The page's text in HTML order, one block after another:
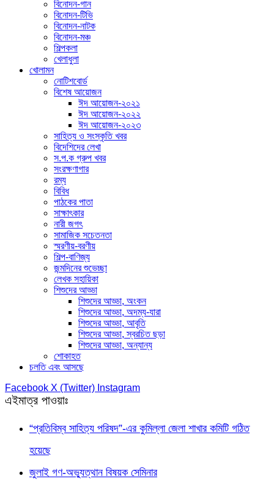
বিনোদন-গান
বিনোদন-টিভি
বিনোদন-নাটক
বিনোদন-মঞ্চ
শিল্পকলা
খেলাধুলা
খোলামন
নোটিশবোর্ড
বিশেষ আয়োজন
ঈদ আয়োজন-২০২১
ঈদ আয়োজন-২০২২
ঈদ আয়োজন-২০২৩
সাহিত্য ও সংস্কৃতি খবর
বিদেশিদের লেখা
স.প.ক গ্রুপ খবর
সংরক্ষণাগার
রম্য
বিবিধ
পাঠকের পাতা
সাক্ষাৎকার
নারী জগৎ
সামাজিক সচেতনতা
স্মরণীয়-বরণীয়
শিল্প-বাণিজ্য
জন্মদিনের শুভেচ্ছা
লেখক সহায়িকা
শিশুদের আড্ডা
শিশুদের আড্ডা, অংকন
শিশুদের আড্ডা, অদম্য-যারা
শিশুদের আড্ডা, আবৃতি
শিশুদের আড্ডা, স্বরচিত ছড়া
শিশুদের আড্ডা, অন্যান্য
শোকাহত
চলতি এবং আসছে
Facebook X (Twitter) Instagram
এইমাত্র পাওয়াঃ
“প্রতিবিম্ব সাহিত্য পরিষদ”-এর কুমিল্লা জেলা শাখার কমিটি গঠিত
হয়েছে
জুলাই গণ-অভ্যুত্থান বিষয়ক সেমিনার